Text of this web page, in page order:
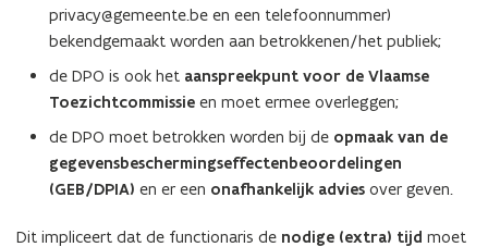
privacy@gemeente.be en een telefoonnummer)
bekendgemaakt worden aan betrokkenen/het publiek;
de DPO is ook het aanspreekpunt voor de Vlaamse
Toezichtcommissie en moet ermee overleggen;
de DPO moet betrokken worden bij de opmaak van de
gegevensbeschermingseffectenbeoordelingen
(GEB/DPIA) en er een onafhankelijk advies over geven.
Dit impliceert dat de functionaris de nodige (extra) tijd moet